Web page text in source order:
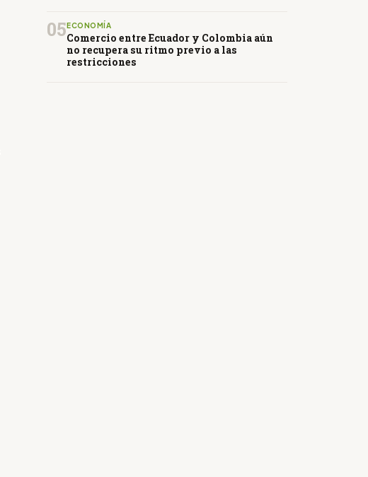
05 ECONOMÍA
Comercio entre Ecuador y Colombia aún
no recupera su ritmo previo a las
restricciones